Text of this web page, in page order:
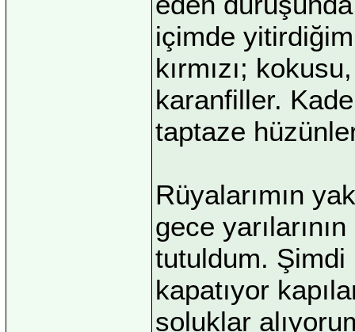
içimde
kırmızı;
karanfiller.
taptaze
Rüyalarımın
gece
tutuldum.
kapatıyor
soluklar